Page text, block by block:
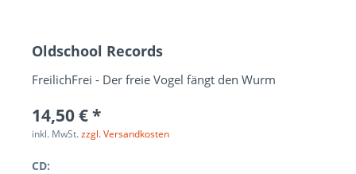
Oldschool Records
FreilichFrei - Der freie Vogel fängt den Wurm
14,50 € *
inkl. MwSt.zzgl. Versandkosten
CD: